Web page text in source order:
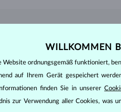
zunächst die grundsätzlichen
wesentlichen Einfluss auf den Preis
seinen strahlenden Glanz. Der
gebracht werden kann, z.B.
).
WILLKOMMEN
Website ordnungsgemäß funktioniert,
auf Ihrem Gerät gespeichert
finden Sie in unserer
zur Verwendung aller Cookies, was